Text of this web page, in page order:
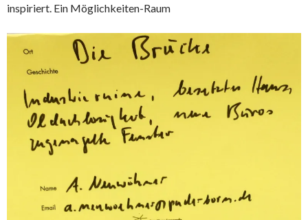
inspiriert. Ein Möglichkeiten-Raum